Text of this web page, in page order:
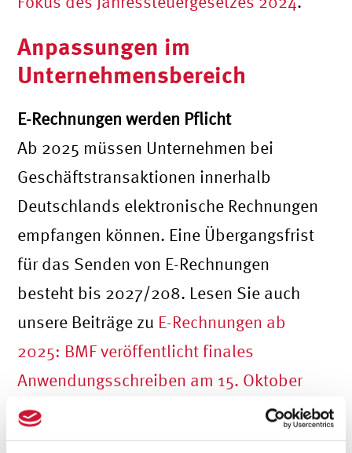
Anpassungen im
Unternehmensbereich
E-Rechnungen werden Pflicht
Ab 2025 müssen Unternehmen bei
Geschäftstransaktionen innerhalb
Deutschlands elektronische Rechnungen
empfangen können. Eine Übergangsfrist
für das Senden von E-Rechnungen
besteht bis 2027/208. Lesen Sie auch
unsere Beiträge zu E-Rechnungen ab
2025: BMF veröffentlicht finales
Anwendungsschreiben am 15. Oktober
2024
Vermieter:innen ab dem 01.01.2025: